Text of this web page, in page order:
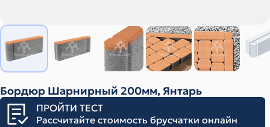
Бордюр Шарнирный 200мм, Янтарь
ПРОЙТИ ТЕСТ
Рассчитайте стоимость брусчатки онлайн